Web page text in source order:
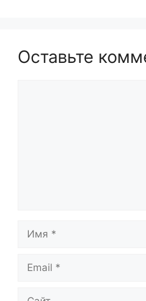
Оставьте
Имя
Email
Сайт